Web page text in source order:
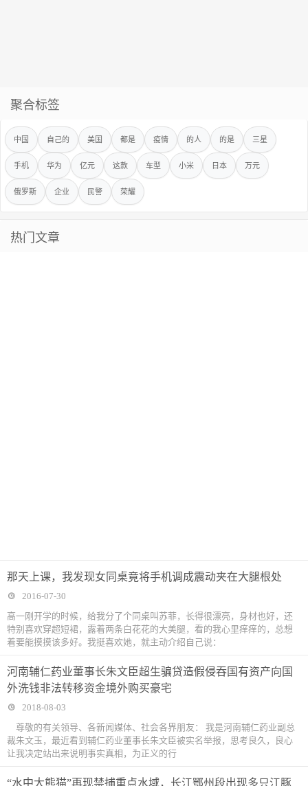
聚合标签
中国 自己的 美国 都是 疫情 的人 的是 三星
手机 华为 亿元 这款 车型 小米 日本 万元
俄罗斯 企业 民警 荣耀
热门文章
那天上课，我发现女同桌竟将手机调成震动夹在大腿根处
2016-07-30
高一刚开学的时候，给我分了个同桌叫苏菲，长得很漂亮，身材也好，还
特别喜欢穿超短裙，露着两条白花花的大美腿，看的我心里痒痒的，总想
着要能摸摸该多好。我挺喜欢她，就主动介绍自己说：
河南辅仁药业董事长朱文臣超生骗贷造假侵吞国有资产向国
外洗钱非法转移资金境外购买豪宅
2018-08-03
尊敬的有关领导、各新闻媒体、社会各界朋友： 我是河南辅仁药业副总
裁朱文玉，最近看到辅仁药业董事长朱文臣被实名举报，思考良久，良心
让我决定站出来说明事实真相，为正义的行
“水中大熊猫”再现禁捕重点水域，长江鄂州段出现多只江豚